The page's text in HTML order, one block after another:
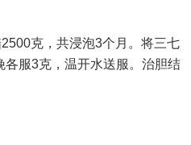
克，共浸泡3个月。将三七
服3克，温开水送服。治胆结